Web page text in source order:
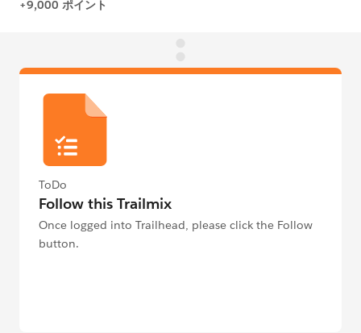
ToDo
Follow this Trailmix
Once logged into Trailhead, please click the Follow
button.